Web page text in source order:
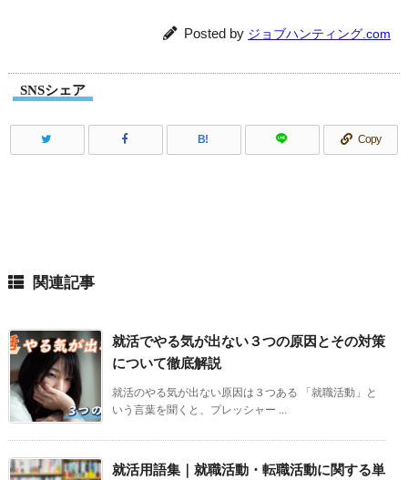
Posted by ジョブハンティング.com
SNSシェア
B! Copy
関連記事
就活でやる気が出ない３つの原因とその対策
について徹底解説
就活のやる気が出ない原因は３つある 「就職活動」と
いう言葉を聞くと、プレッシャー ...
就活用語集｜就職活動・転職活動に関する単